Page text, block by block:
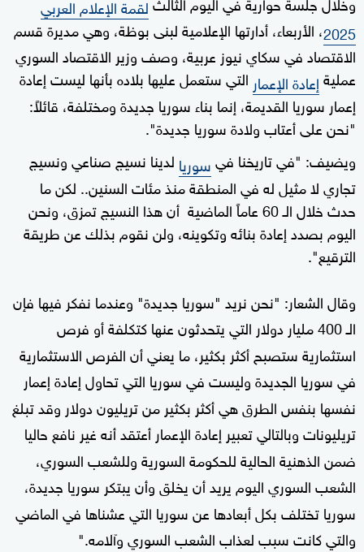
لقمة الإعلام العربي
2025، الأربعاء، أدارتها الإعلامية لبنى بوظة، وهي مديرة قسم
الاقتصاد في سكاي نيوز عربية، وصف وزير الاقتصاد السوري
عمليةإعادة الإعمار التي ستعمل عليها بلاده بأنها ليست إعادة
إعمار سوريا القديمة، إنما بناء سوريا جديدة ومختلفة، قائلاً:
"نحن على أعتاب ولادة سوريا جديدة".
ويضيف: "في تاريخنا فيسوريا لدينا نسيج صناعي ونسيج
تجاري لا مثيل له في المنطقة منذ مئات السنين.. لكن ما
حدث خلال الـ 60 عاماً الماضية أن هذا النسيج تمزق، ونحن
اليوم بصدد إعادة بنائه وتكوينه، ولن نقوم بذلك عن طريقة
الترقيع".
وقال الشعار: "نحن نريد "سوريا جديدة" وعندما نفكر فيها فإن
الـ 400 مليار دولار التي يتحدثون عنها كتكلفة أو فرص
استثمارية ستصبح أكثر بكثير، ما يعني أن الفرص الاستثمارية
في سوريا الجديدة وليست في سوريا التي تحاول إعادة إعمار
نفسها بنفس الطرق هي أكثر بكثير من تريليون دولار وقد تبلغ
تريليونات وبالتالي تعبير إعادة الإعمار أعتقد أنه غير نافع حاليا
ضمن الذهنية الحالية للحكومة السورية وللشعب السوري،
الشعب السوري اليوم يريد أن يخلق وأن يبتكر سوريا جديدة،
سوريا تختلف بكل أبعادها عن سوريا التي عشناها في الماضي
والتي كانت سبب لعذاب الشعب السوري وآلامه."